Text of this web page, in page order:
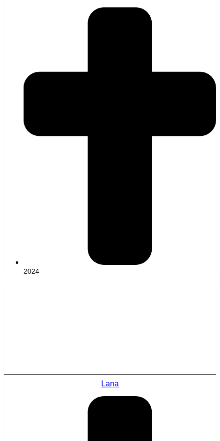
2024
Lana